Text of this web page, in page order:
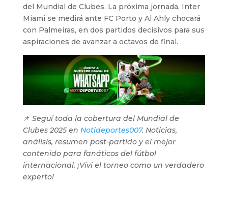
del Mundial de Clubes. La próxima jornada, Inter
Miami se medirá ante FC Porto y Al Ahly chocará
con Palmeiras, en dos partidos decisivos para sus
aspiraciones de avanzar a octavos de final.
📌 Seguí toda la cobertura del Mundial de
Clubes 2025 en Notideportes007. Noticias,
análisis, resumen post-partido y el mejor
contenido para fanáticos del fútbol
internacional. ¡Viví el torneo como un verdadero
experto!